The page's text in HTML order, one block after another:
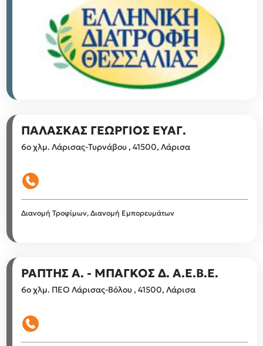
ΠΑΛΑΣΚΑΣ ΓΕΩΡΓΙΟΣ ΕΥΑΓ.
6ο χλμ. Λάρισας-Τυρνάβου , 41500, Λάρισα
Διανομή Τροφίμων, Διανομή Εμπορευμάτων
ΡΑΠΤΗΣ Α. - ΜΠΑΓΚΟΣ Δ. Α.Ε.Β.Ε.
6ο χλμ. ΠΕΟ Λάρισας-Βόλου , 41500, Λάρισα